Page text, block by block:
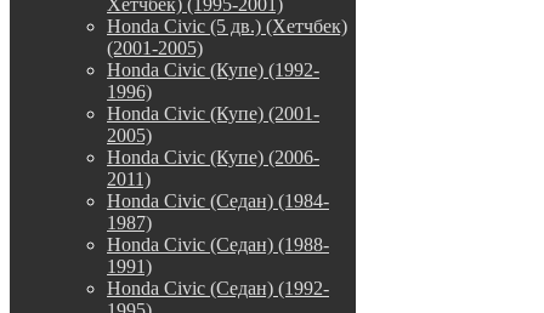
Honda Civic (5 дв.) (Хетчбек)
(2001-2005)
Honda Civic (Купе) (1992-
1996)
Honda Civic (Купе) (2001-
2005)
Honda Civic (Купе) (2006-
2011)
Honda Civic (Седан) (1984-
1987)
Honda Civic (Седан) (1988-
1991)
Honda Civic (Седан) (1992-